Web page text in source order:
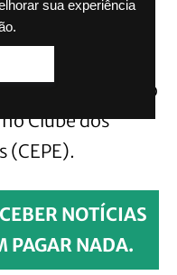
sua experiência
de saúde bucal.
Banco do
acontecerão no
Clube dos
(CEPE).
NOTÍCIAS
PAGAR NADA.